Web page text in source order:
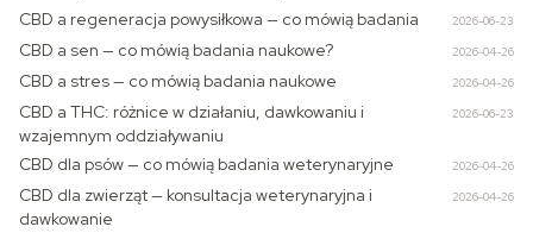
CBD a regeneracja powysiłkowa — co mówią badania 2026-06-23
CBD a sen — co mówią badania naukowe? 2026-04-26
CBD a stres — co mówią badania naukowe 2026-04-26
CBD a THC: różnice w działaniu, dawkowaniu i
wzajemnym oddziaływaniu
2026-06-23
CBD dla psów — co mówią badania weterynaryjne 2026-04-26
CBD dla zwierząt — konsultacja weterynaryjna i
dawkowanie
2026-04-26